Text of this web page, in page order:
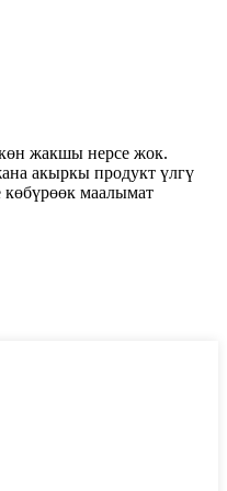
жакшы нерсе жок.
акыркы продукт үлгү
маалымат